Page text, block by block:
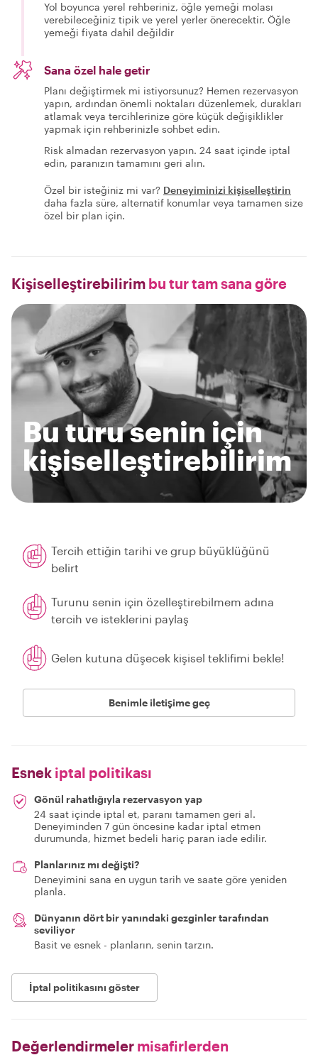
Yol boyunca yerel rehberiniz, öğle yemeği molası
verebileceğiniz tipik ve yerel yerler önerecektir. Öğle
yemeği fiyata dahil değildir
Sana özel hale getir
Planı değiştirmek mi istiyorsunuz? Hemen rezervasyon
yapın, ardından önemli noktaları düzenlemek, durakları
atlamak veya tercihlerinize göre küçük değişiklikler
yapmak için rehberinizle sohbet edin.
Risk almadan rezervasyon yapın. 24 saat içinde iptal
edin, paranızın tamamını geri alın.
Özel bir isteğiniz mi var? Deneyiminizi kişiselleştirin
daha fazla süre, alternatif konumlar veya tamamen size
özel bir plan için.
Kişiselleştirebilirim bu tur tam sana göre
Bu turu senin için
kişiselleştirebilirim
Tercih ettiğin tarihi ve grup büyüklüğünü
belirt
Turunu senin için özelleştirebilmem adına
tercih ve isteklerini paylaş
Gelen kutuna düşecek kişisel teklifimi bekle!
Benimle iletişime geç
Esnek iptal politikası
Gönül rahatlığıyla rezervasyon yap
24 saat içinde iptal et, paranı tamamen geri al.
Deneyiminden 7 gün öncesine kadar iptal etmen
durumunda, hizmet bedeli hariç paran iade edilir.
Planlarınız mı değişti?
Deneyimini sana en uygun tarih ve saate göre yeniden
planla.
Dünyanın dört bir yanındaki gezginler tarafından
seviliyor
Basit ve esnek - planların, senin tarzın.
İptal politikasını göster
Değerlendirmeler misafirlerden